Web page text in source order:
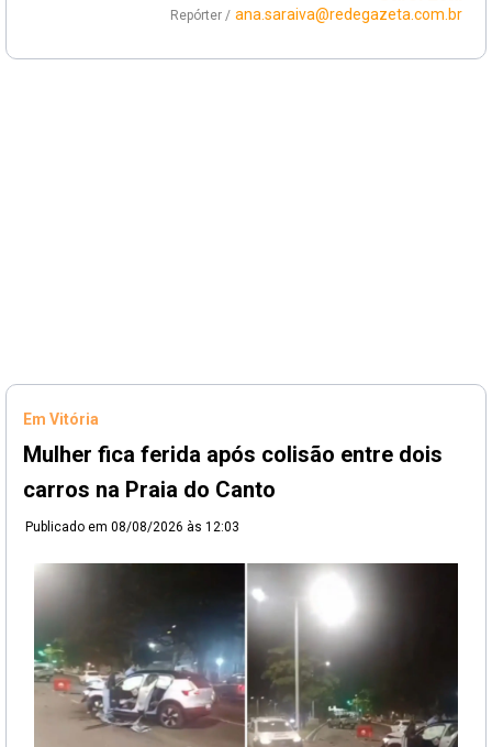
Repórter / ana.saraiva@redegazeta.com.br
Em Vitória
Mulher fica ferida após colisão entre dois
carros na Praia do Canto
Publicado em 08/08/2026 às 12:03